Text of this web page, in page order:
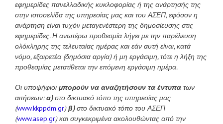
εφημερίδες πανελλαδικής κυκλοφορίας ή της ανάρτησής της
στην ιστοσελίδα της υπηρεσίας μας και του ΑΣΕΠ, εφόσον η
ανάρτηση είναι τυχόν μεταγενέστερη της δημοσίευσης στις
εφημερίδες. Η ανωτέρω προθεσμία λήγει με την παρέλευση
ολόκληρης της τελευταίας ημέρας και εάν αυτή είναι, κατά
νόμο, εξαιρετέα (δημόσια αργία) ή μη εργάσιμη, τότε η λήξη της
προθεσμίας μετατίθεται την επόμενη εργάσιμη ημέρα.
Οι υποψήφιοι μπορούν να αναζητήσουν τα έντυπα των
αιτήσεων:α)στο δικτυακό τόπο της υπηρεσίας μας
(www.kkppdm.gr)β)στο δικτυακό τόπο του ΑΣΕΠ
(www.asep.gr) και συγκεκριμένα ακολουθώντας από την